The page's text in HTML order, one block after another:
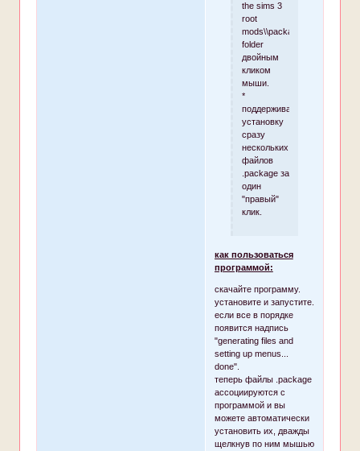
the sims 3
root
mods\\packages
folder
двойным
кликом
мыши.
*
поддерживает
установку
сразу
нескольких
файлов
.package за
один
"правый"
клик.
как пользоваться
программой:
скачайте программу.
установите и запустите.
если все в порядке
появится надпись
"generating files and
setting up menus...
done".
теперь файлы .package
ассоциируются с
программой и вы
можете автоматически
установить их, дважды
щелкнув по ним мышью